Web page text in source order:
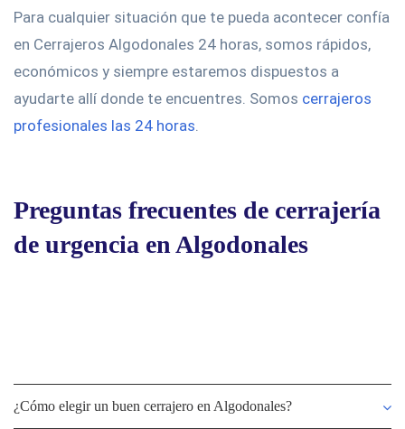
Para cualquier situación que te pueda acontecer confía
en Cerrajeros Algodonales 24 horas, somos rápidos,
económicos y siempre estaremos dispuestos a
ayudarte allí donde te encuentres. Somos cerrajeros
profesionales las 24 horas.
Preguntas frecuentes de cerrajería
de urgencia en Algodonales
¿Cómo elegir un buen cerrajero en Algodonales?